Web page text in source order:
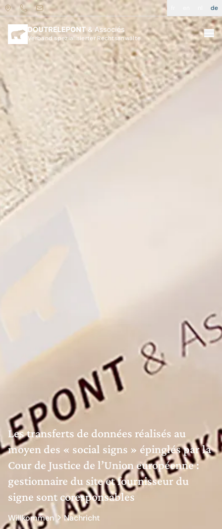
de
Verband spezialisierter Rechtsanwälte
Les transferts de données réalisés au
moyen des « social signs » épinglés par la
Cour de Justice de l’Union européenne :
gestionnaire du site et fournisseur du
signe sont coresponsables
Willkommen Nachricht